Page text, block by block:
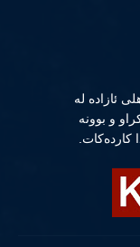
ئازادە لە
و بوونە
كاردەكات.